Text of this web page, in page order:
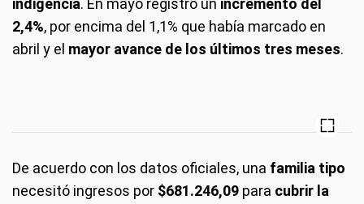
indigencia. En mayo registró un incremento del
2,4%, por encima del 1,1% que había marcado en
abril y el mayor avance de los últimos tres meses.
De acuerdo con los datos oficiales, una familia tipo
necesitó ingresos por $681.246,09 para cubrir la